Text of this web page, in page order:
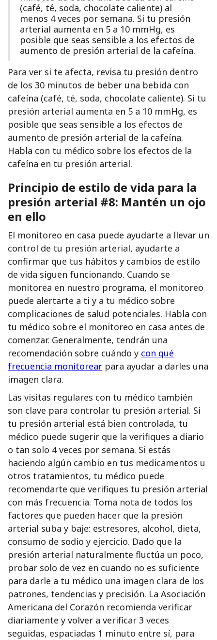
(café, té, soda, chocolate caliente) al
menos 4 veces por semana. Si tu presión
arterial aumenta en 5 a 10 mmHg, es
posible que seas sensible a los efectos de
aumento de presión arterial de la cafeína.
Para ver si te afecta, revisa tu presión dentro
de los 30 minutos de beber una bebida con
cafeína (café, té, soda, chocolate caliente). Si tu
presión arterial aumenta en 5 a 10 mmHg, es
posible que seas sensible a los efectos de
aumento de presión arterial de la cafeína.
Habla con tu médico sobre los efectos de la
cafeína en tu presión arterial.
Principio de estilo de vida para la
presión arterial #8: Mantén un ojo
en ello
El monitoreo en casa puede ayudarte a llevar un
control de tu presión arterial, ayudarte a
confirmar que tus hábitos y cambios de estilo
de vida siguen funcionando. Cuando se
monitorea en nuestro programa, el monitoreo
puede alertarte a ti y a tu médico sobre
complicaciones de salud potenciales. Habla con
tu médico sobre el monitoreo en casa antes de
comenzar. Generalmente, tendrán una
recomendación sobre cuándo y con qué
frecuencia monitorear para ayudar a darles una
imagen clara.
Las visitas regulares con tu médico también
son clave para controlar tu presión arterial. Si
tu presión arterial está bien controlada, tu
médico puede sugerir que la verifiques a diario
o tan solo 4 veces por semana. Si estás
haciendo algún cambio en tus medicamentos u
otros tratamientos, tu médico puede
recomendarte que verifiques tu presión arterial
con más frecuencia. Toma nota de todos los
factores que pueden hacer que la presión
arterial suba y baje: estresores, alcohol, dieta,
consumo de sodio y ejercicio. Dado que la
presión arterial naturalmente fluctúa un poco,
probar solo de vez en cuando no es suficiente
para darle a tu médico una imagen clara de los
patrones, tendencias y precisión. La Asociación
Americana del Corazón recomienda verificar
diariamente y volver a verificar 3 veces
seguidas, espaciadas 1 minuto entre sí, para